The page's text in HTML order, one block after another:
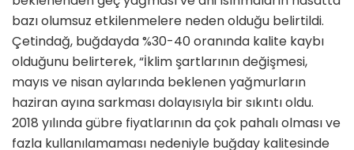
bazı olumsuz etkilenmelere neden olduğu belirtildi.
Çetindağ, buğdayda %30-40 oranında kalite kaybı
olduğunu belirterek, “İklim şartlarının değişmesi,
mayıs ve nisan aylarında beklenen yağmurların
haziran ayına sarkması dolayısıyla bir sıkıntı oldu.
2018 yılında gübre fiyatlarının da çok pahalı olması ve
fazla kullanılamaması nedeniyle buğday kalitesinde